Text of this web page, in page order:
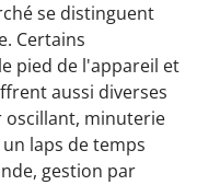
se distinguent
Certains
pied de l'appareil et
aussi diverses
oscillant, minuterie
laps de temps
gestion par